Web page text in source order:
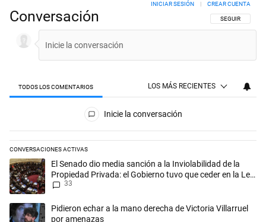
Conversación SIGA ESTA
SEGUIR
INICIAR SESIÓN CREAR CUENTA
TODOS LOS COMENTARIOS LOS MÁS RECIENTES
Todos los comentarios
Inicie la conversación
CONVERSACIONES ACTIVAS
Este listado muestra los artículos con más comentarios en los
Un artículo de tendencia con el título "El Senado dio media sanción a
El Senado dio media sanción a la Inviolabilidad de la
Propiedad Privada: el Gobierno tuvo que ceder en la Ley
del Manejo del Fuego
33
Un artículo de tendencia con el título "Pidieron echar a la mano
Pidieron echar a la mano derecha de Victoria Villarruel
por amenazas